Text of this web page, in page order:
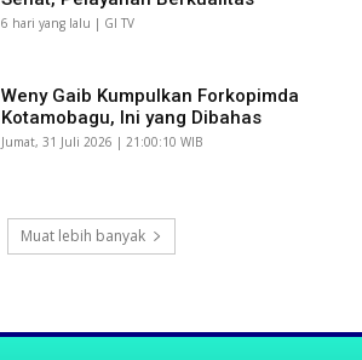
6 hari yang lalu | GI TV
Weny Gaib Kumpulkan Forkopimda
Kotamobagu, Ini yang Dibahas
Jumat, 31 Juli 2026 | 21:00:10 WIB
Muat lebih banyak